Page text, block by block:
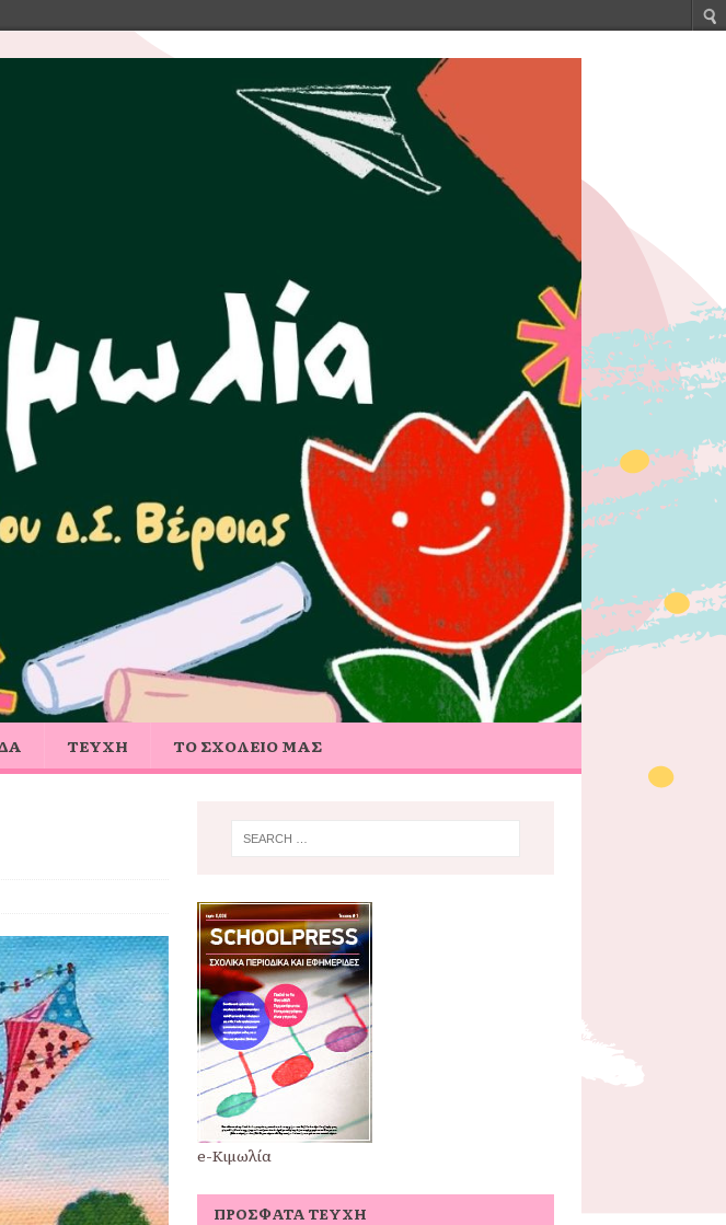
ΤΕΥΧΗ ΤΟ ΣΧΟΛΕΙΟ ΜΑΣ
e-Κιμωλία
ΠΡΌΣΦΑΤΑ ΤΕΎΧΗ